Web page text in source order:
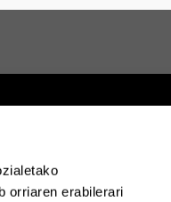
orriaren erabilerari
Lege oharra